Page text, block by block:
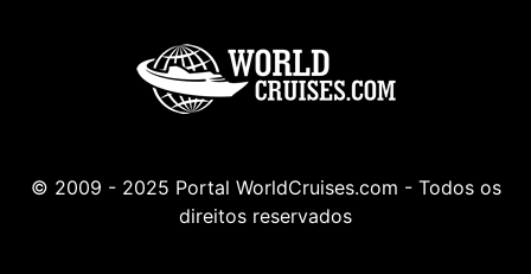
© 2009 - 2025 Portal WorldCruises.com - Todos os
direitos reservados